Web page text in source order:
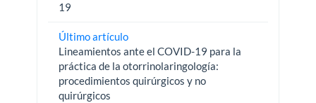
19
Último artículo
Lineamientos ante el COVID-19 para la
práctica de la otorrinolaringología:
procedimientos quirúrgicos y no
quirúrgicos